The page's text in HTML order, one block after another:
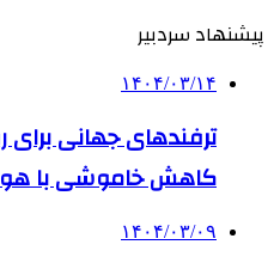
پیشنهاد سردبیر
۱۴۰۴/۰۳/۱۴
ترفندهای جهانی برای
کاهش خاموشی با
۱۴۰۴/۰۳/۰۹